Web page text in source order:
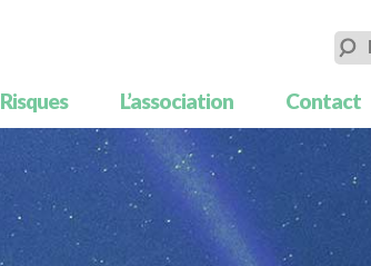
Risques L’association Contact